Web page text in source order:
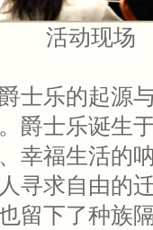
活动现场
士乐的起源
爵士乐诞生
幸福生活的
寻求自由的
留下了种族